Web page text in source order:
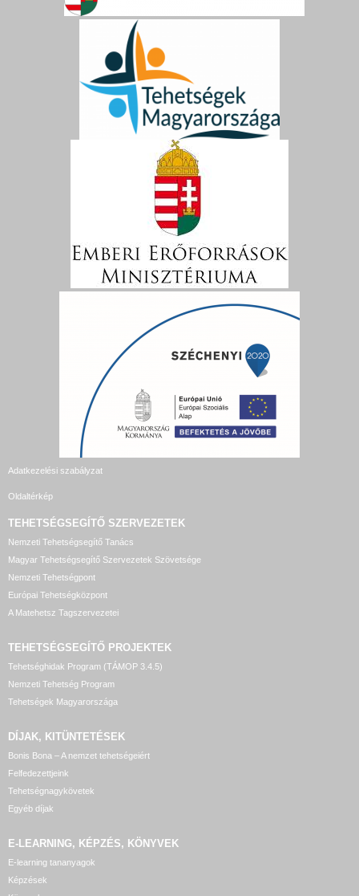
Adatkezelési szabályzat
Oldaltérkép
TEHETSÉGSEGÍTŐ SZERVEZETEK
Nemzeti Tehetségsegítő Tanács
Magyar Tehetségsegítő Szervezetek Szövetsége
Nemzeti Tehetségpont
Európai Tehetségközpont
A Matehetsz Tagszervezetei
TEHETSÉGSEGÍTŐ PROJEKTEK
Tehetséghidak Program (TÁMOP 3.4.5)
Nemzeti Tehetség Program
Tehetségek Magyarországa
DÍJAK, KITÜNTETÉSEK
Bonis Bona – A nemzet tehetségeiért
Felfedezettjeink
Tehetségnagykövetek
Egyéb díjak
E-LEARNING, KÉPZÉS, KÖNYVEK
E-learning tananyagok
Képzések